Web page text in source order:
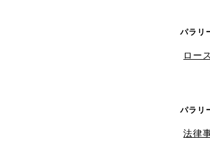
パラリ
ロー
パラリ
法律